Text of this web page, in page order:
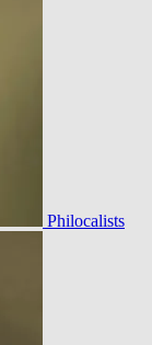
Philocalists